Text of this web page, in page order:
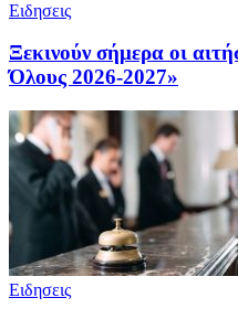
Ειδησεις
Ξεκινούν σήμερα οι
Όλους 2026-2027»
Ειδησεις